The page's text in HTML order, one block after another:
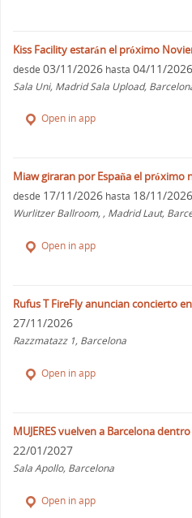
Kiss Facility estarán el próximo
desde 03/11/2026 hasta 04/11/2026
Sala Uni, Madrid Sala Upload,
Open in app
Miaw giraran por España el próximo
desde 17/11/2026 hasta 18/11/2026
Wurlitzer Ballroom, , Madrid Laut,
Open in app
Rufus T FireFly anuncian concierto
27/11/2026
Razzmatazz 1, Barcelona
Open in app
MUJERES vuelven a Barcelona
22/01/2027
Sala Apollo, Barcelona
Open in app